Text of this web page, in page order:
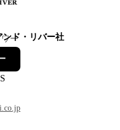
ド・リバー社
ー